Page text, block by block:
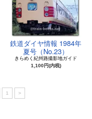
鉄道ダイヤ情報 1984年
夏号（No.23）
きらめく紀州路撮影地ガイド
1,100円(内税)
1 >